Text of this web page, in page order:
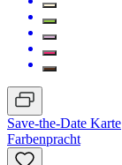
Save-the-Date Karte
Farbenpracht